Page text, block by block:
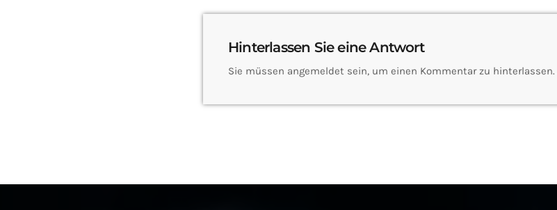
Hinterlassen Sie eine Antwort
Sie müssen angemeldet sein, um einen Kommentar zu hinterlassen.